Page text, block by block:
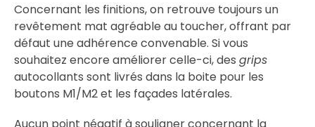
Concernant les finitions, on retrouve toujours un
revêtement mat agréable au toucher, offrant par
défaut une adhérence convenable. Si vous
souhaitez encore améliorer celle-ci, des grips
autocollants sont livrés dans la boite pour les
boutons M1/M2 et les façades latérales.